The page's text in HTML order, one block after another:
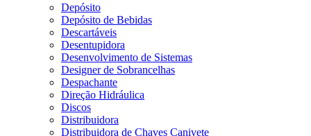
Depósito
Depósito de Bebidas
Descartáveis
Desentupidora
Desenvolvimento de Sistemas
Designer de Sobrancelhas
Despachante
Direção Hidráulica
Discos
Distribuidora
Distribuidora de Chaves Canivete